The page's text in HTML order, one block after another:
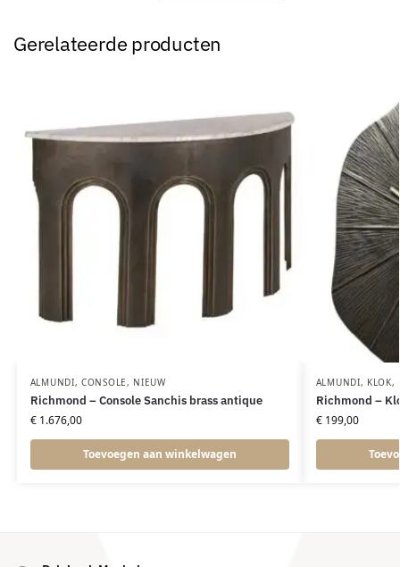
Gerelateerde producten
ALMUNDI,CONSOLE, NIEUW
Richmond – Console Sanchis brass antique
€1.676,00
Toevoegen aan winkelwagen
ALMUNDI, KLOK,
Richmond –
€199,00